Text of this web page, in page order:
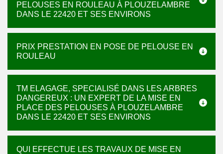
PELOUSES EN ROULEAU À PLOUZELAMBRE
DANS LE 22420 ET SES ENVIRONS
PRIX PRESTATION EN POSE DE PELOUSE EN
ROULEAU
TM ELAGAGE, SPECIALISÉ DANS LES ARBRES
DANGEREUX : UN EXPERT DE LA MISE EN
PLACE DES PELOUSES À PLOUZELAMBRE
DANS LE 22420 ET SES ENVIRONS
QUI EFFECTUE LES TRAVAUX DE MISE EN